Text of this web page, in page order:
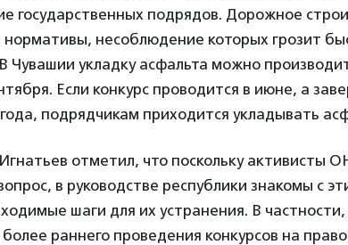
государственных подрядов. Дорожное
нормативы, несоблюдение которых грозит
Чувашии укладку асфальта можно
Если конкурс проводится в июне, а
подрядчикам приходится укладывать
отметил, что поскольку активисты
в руководстве республики знакомы с
шаги для их устранения. В частности,
раннего проведения конкурсов на